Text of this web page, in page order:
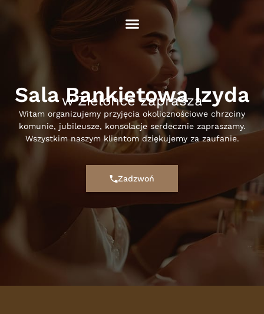
Sala Bankietowa Izyda
w Zielonce zaprasza
Witam organizujemy przyjęcia okolicznościowe chrzciny
komunie, jubileusze, konsolacje serdecznie zapraszamy.
Wszystkim naszym klientom dziękujemy za zaufanie.
Zadzwoń